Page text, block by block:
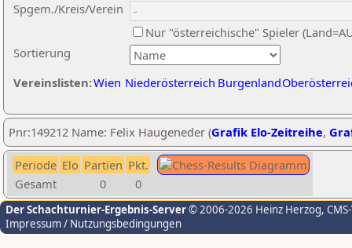
Sortierung
Spgem./Kreis/Verein
Nur "österreichische" Spieler
Vereinslisten:Wien Niederösterreich Burgenland
Pnr:149212 Name: Felix Haugeneder (Grafik Elo-Zeitreihe,
Periode Elo Partien Pkt.
Gesamt
0 0
Der Schachturnier-Ergebnis-Server© 2006-2026 Heinz Herzog,
Impressum / Nutzungsbedingungen